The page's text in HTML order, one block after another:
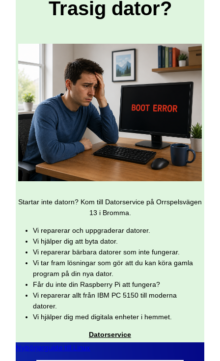
Trasig dator?
Startar inte datorn? Kom till Datorservice på Orrspelsvägen
13 i Bromma.
Vi reparerar och uppgraderar datorer.
Vi hjälper dig att byta dator.
Vi reparerar bärbara datorer som inte fungerar.
Vi tar fram lösningar som gör att du kan köra gamla
program på din nya dator.
Får du inte din Raspberry Pi att fungera?
Vi reparerar allt från IBM PC 5150 till moderna
datorer.
Vi hjälper dig med digitala enheter i hemmet.
Datorservice
Nybörjarguide till Linux